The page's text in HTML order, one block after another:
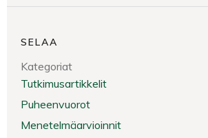
SELAA
Kategoriat
Tutkimusartikkelit
Puheenvuorot
Menetelmäarvioinnit